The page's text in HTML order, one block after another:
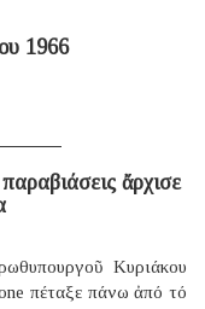
1966
ἄρχισε
Κυριάκου
πέταξε πάνω ἀπό τό